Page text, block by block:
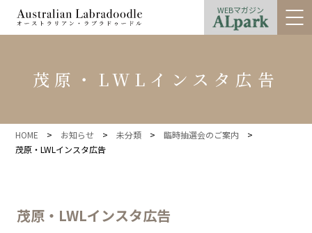
WEBマガジン
茂原・LWLインスタ広告
HOME > お知らせ >未分類 >臨時抽選会のご案内 >
茂原・LWLインスタ広告
茂原・LWLインスタ広告